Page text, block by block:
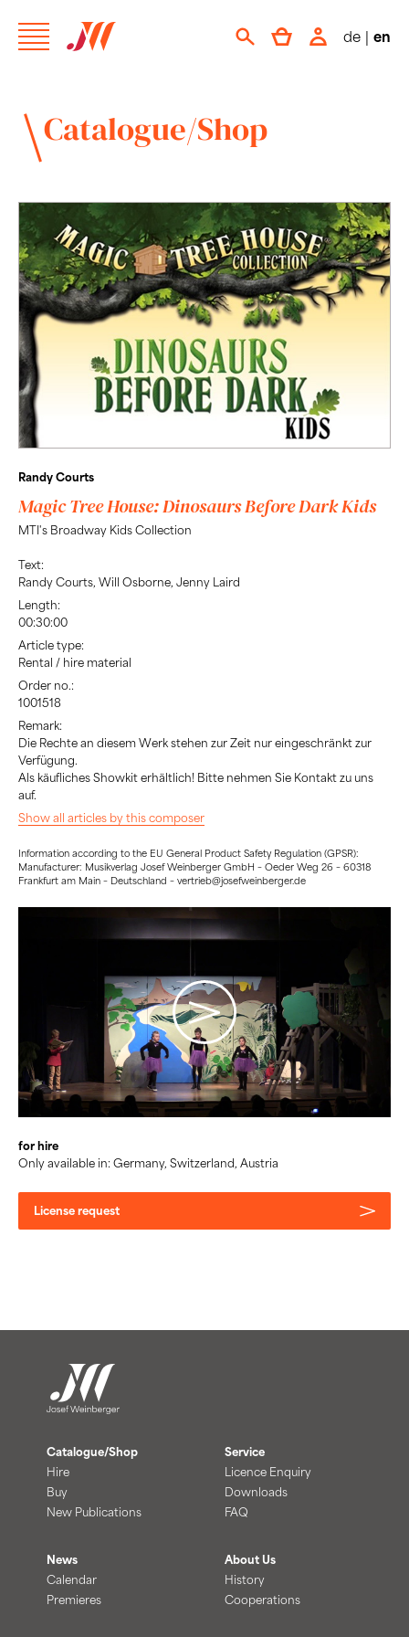
de | en
Catalogue/Shop
Randy Courts
Magic Tree House: Dinosaurs Before Dark Kids
MTI's Broadway Kids Collection
Text:
Randy Courts, Will Osborne, Jenny Laird
Length:
00:30:00
Article type:
Rental / hire material
Order no.:
1001518
Remark:
Die Rechte an diesem Werk stehen zur Zeit nur eingeschränkt zur
Verfügung.
Als käufliches Showkit erhältlich! Bitte nehmen Sie Kontakt zu uns
auf.
Show all articles by this composer
Information according to the EU General Product Safety Regulation (GPSR):
Manufacturer: Musikverlag Josef Weinberger GmbH – Oeder Weg 26 – 60318
Frankfurt am Main – Deutschland – vertrieb@josefweinberger.de
for hire
Only available in: Germany, Switzerland, Austria
License request
Catalogue/Shop
Hire
Buy
New Publications
Service
Licence Enquiry
Downloads
FAQ
News
Calendar
Premieres
About Us
History
Cooperations